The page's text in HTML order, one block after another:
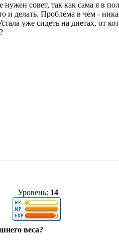
совет, так как сама я в
и делать. Проблема в чем -
уже сидеть на диетах, от
Уровень: 14
веса?